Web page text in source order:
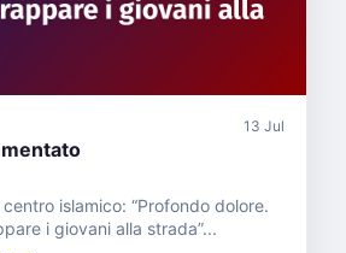
13 Jul
islamico: “Profondo dolore.
i giovani alla strada”...